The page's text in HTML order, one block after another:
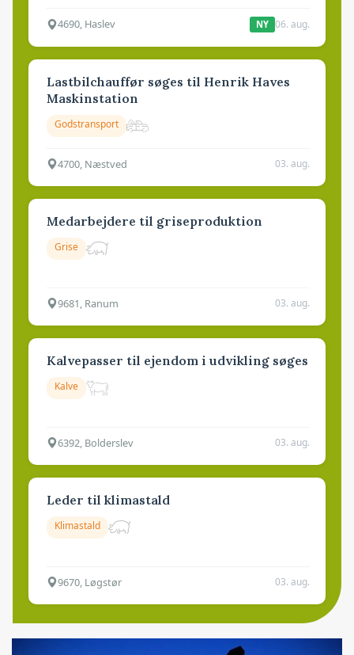
4690, Haslev NY 06. aug.
Lastbilchauffør søges til Henrik Haves
Maskinstation
Godstransport
4700, Næstved 03. aug.
Medarbejdere til griseproduktion
Grise
9681, Ranum 03. aug.
Kalvepasser til ejendom i udvikling søges
Kalve
6392, Bolderslev 03. aug.
Leder til klimastald
Klimastald
9670, Løgstør 03. aug.